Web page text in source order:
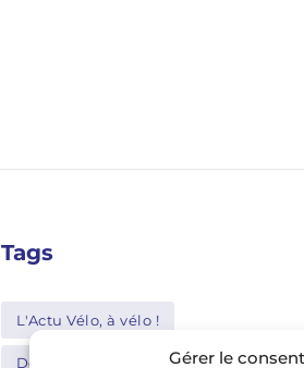
Gérer le
Tags
L'Actu Vélo, à vélo !
Decathlon Shimano